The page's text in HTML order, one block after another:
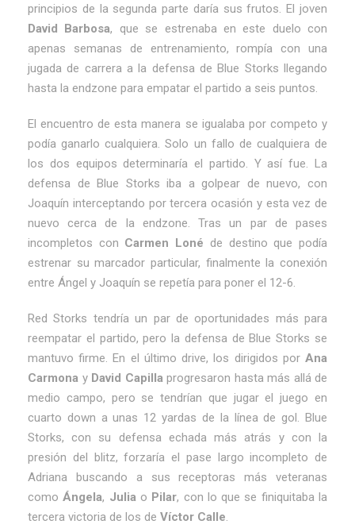
principios de la segunda parte daría sus frutos. El joven
David Barbosa, que se estrenaba en este duelo con
apenas semanas de entrenamiento, rompía con una
jugada de carrera a la defensa de Blue Storks llegando
hasta la endzone para empatar el partido a seis puntos.
El encuentro de esta manera se igualaba por competo y
podía ganarlo cualquiera. Solo un fallo de cualquiera de
los dos equipos determinaría el partido. Y así fue. La
defensa de Blue Storks iba a golpear de nuevo, con
Joaquín interceptando por tercera ocasión y esta vez de
nuevo cerca de la endzone. Tras un par de pases
incompletos con Carmen Loné de destino que podía
estrenar su marcador particular, finalmente la conexión
entre Ángel y Joaquín se repetía para poner el 12-6.
Red Storks tendría un par de oportunidades más para
reempatar el partido, pero la defensa de Blue Storks se
mantuvo firme. En el último drive, los dirigidos por Ana
Carmona y David Capillaprogresaron hasta más allá de
medio campo, pero se tendrían que jugar el juego en
cuarto down a unas 12 yardas de la línea de gol. Blue
Storks, con su defensa echada más atrás y con la
presión del blitz, forzaría el pase largo incompleto de
Adriana buscando a sus receptoras más veteranas
comoÁngela, Juliao Pilar, con lo que se finiquitaba la
tercera victoria de los de Víctor Calle.